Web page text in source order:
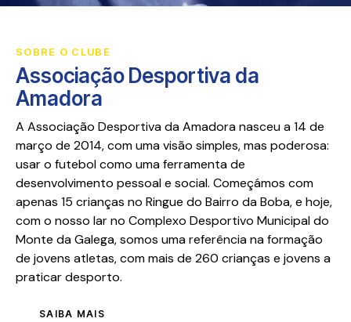
SOBRE O CLUBE
Associação Desportiva da
Amadora
A Associação Desportiva da Amadora nasceu a 14 de
março de 2014, com uma visão simples, mas poderosa:
usar o futebol como uma ferramenta de
desenvolvimento pessoal e social. Começámos com
apenas 15 crianças no Ringue do Bairro da Boba, e hoje,
com o nosso lar no Complexo Desportivo Municipal do
Monte da Galega, somos uma referência na formação
de jovens atletas, com mais de 260 crianças e jovens a
praticar desporto.
SAIBA MAIS